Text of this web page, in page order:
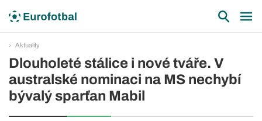
Aktuality
Dlouholeté stálice i nové tváře. V
australské nominaci na MS nechybí
bývalý sparťan Mabil